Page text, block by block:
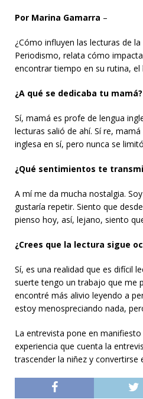
Por Marina Gamarra –
¿Cómo influyen las lecturas de
Periodismo, relata cómo
encontrar tiempo en su rutina,
¿A qué se dedicaba tu
Sí, mamá es profe de lengua
lecturas salió de ahí. Sí re,
inglesa en sí, pero nunca se
¿Qué sentimientos te
A mí me da mucha nostalgia.
gustaría repetir. Siento que
pienso hoy, así, lejano, siento
¿Crees que la lectura sigue
Sí, es una realidad que es difícil
suerte tengo un trabajo que me
encontré más alivio leyendo a
estoy menospreciando nada,
La entrevista pone en
experiencia que cuenta la
trascender la niñez y convertirse